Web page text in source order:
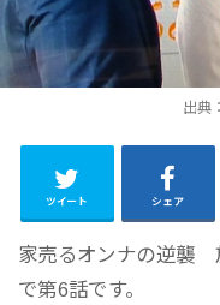
出典
ツイート シェア
家売るオンナの逆襲
で第6話です。